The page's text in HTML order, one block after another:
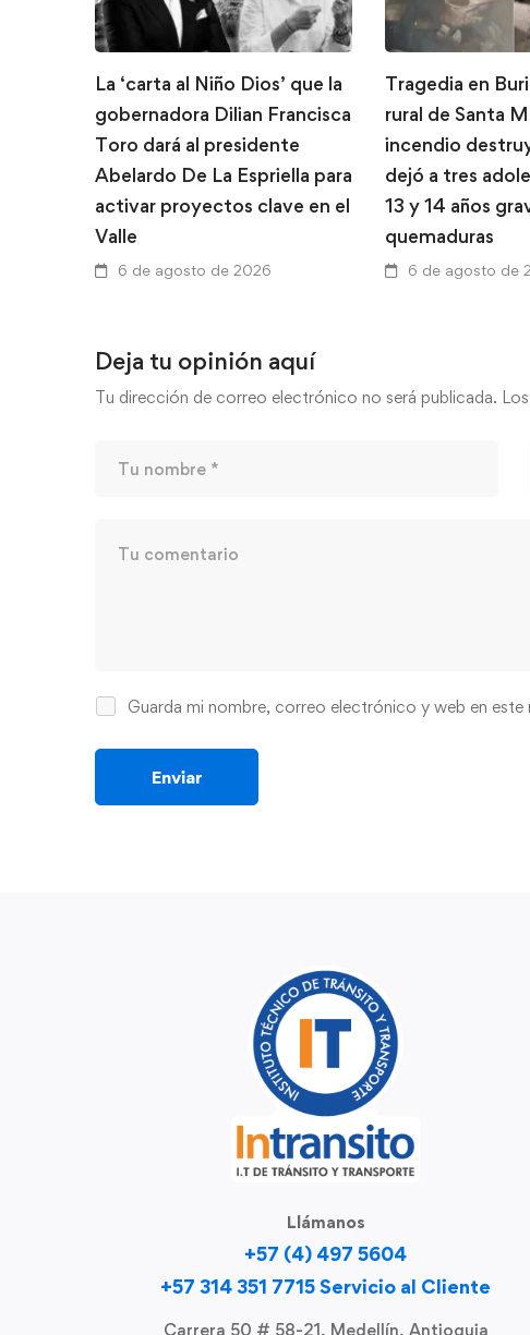
La ‘carta al Niño Dios’ que la
gobernadora Dilian Francisca
Toro dará al presidente
Abelardo De La Espriella para
activar proyectos clave en el
Valle
6 de agosto de 2026
Tragedia en
rural de Santa
incendio
dejó a tres
13 y 14 años
quemaduras
6 de agosto de
Deja tu opinión aquí
Tu dirección de correo electrónico no será publicada.
Guarda mi nombre, correo electrónico y web en
Llámanos
+57 (4) 497 5604
+57 314 351 7715 Servicio al Cliente
Carrera 50 # 58-21, Medellín, Antioquia